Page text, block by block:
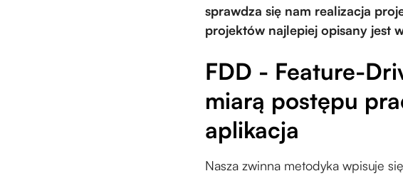
sprawdza się nam realizacja
projektów najlepiej opisany jest
FDD - Feature-
miarą postępu
aplikacja
Nasza zwinna metodyka wpisuje